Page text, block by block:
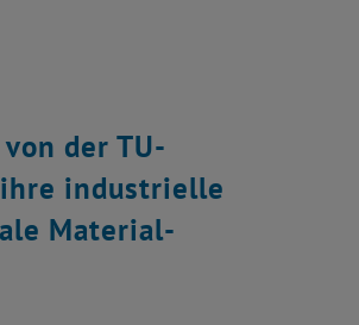
der TU-
industrielle
Material-